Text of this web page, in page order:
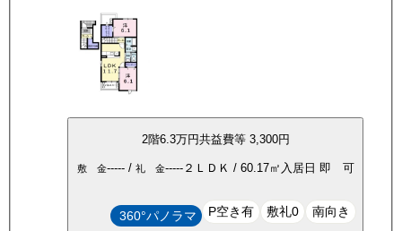
2階6.3万円共益費等 3,300円
敷 金-----/ 礼 金-----２ＬＤＫ / 60.17㎡ 入居日 即 可
360°パノラマ P空き有 敷礼0 南向き